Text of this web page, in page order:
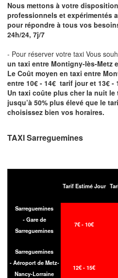
Nous mettons à votre
professionnels et expérimentés
pour répondre à tous vos
24h/24, 7j/7
- Pour réserver votre taxi Vous
un taxi entre Montigny-lès-Metz
Le Coût moyen en taxi entre
entre 10€ - 14€ tarif jour et 13€ -
Un taxi coûte plus cher la nuit
jusqu’à 50% plus élevé que le
choisissez bien vos horaires.
TAXI Sarreguemines
Tarif Estimé Jour
Sarreguemines
- Gare de
Sarreguemines
7€ - 10€
Sarreguemines
- Aéroport de Metz-
Nancy-Lorraine
12€ - 15€